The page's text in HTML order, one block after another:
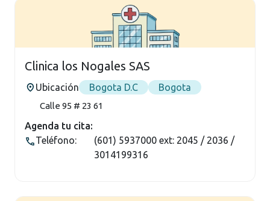
Clinica los Nogales SAS
Ubicación Bogota D.C Bogota
Calle 95 # 23 61
Agenda tu cita:
Teléfono:
(601) 5937000 ext: 2045 / 2036 /
3014199316